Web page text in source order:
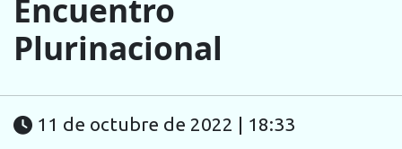
Encuentro
Plurinacional
11 de octubre de 2022 | 18:33